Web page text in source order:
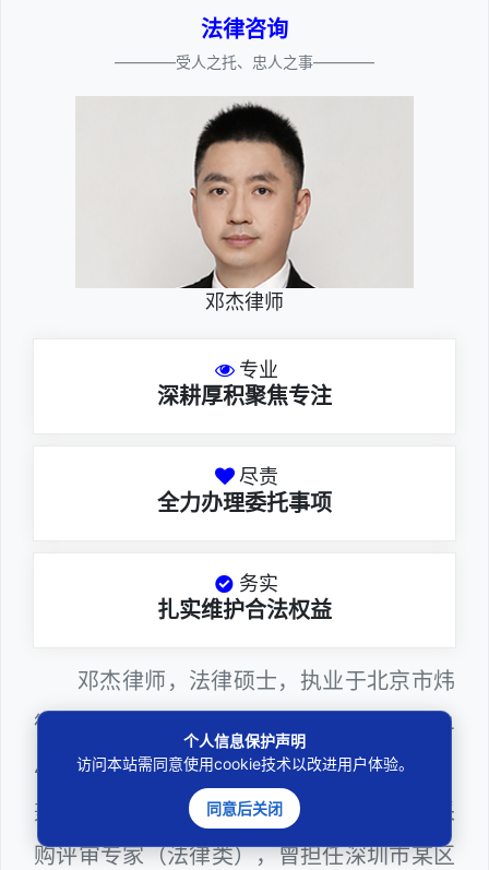
法律咨询
————受人之托、忠人之事————
邓杰律师
专业
深耕厚积聚焦专注
尽责
全力办理委托事项
务实
扎实维护合法权益
邓杰律师，法律硕士，执业于北京市炜
衡（深圳）律师事务所，律师执业证号为14
403201810022100。邓杰律师现（或曾）
兼任深圳市人民政府听证员、深圳市政府采
购评审专家（法律类），曾担任深圳市某区
个人信息保护声明
访问本站需同意使用cookie技术以改进用户体验。
同意后关闭